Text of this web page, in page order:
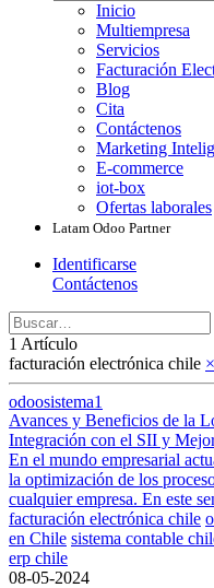
Inicio
Multiempresa
Servicios
Facturación
Blog
Cita
Contáctenos
Marketing
E-commerce
iot-box
Ofertas laborales
Latam Odoo Partner
Identificarse
Contáctenos
1 Artículo
facturación electrónica chile ×
odoosistema1
Avances y Beneficios de la
Integración con el SII y
​En el mundo empresarial
la optimización de los
cualquier empresa. En este
facturación electrónica chile
en Chile sistema contable
erp chile
08-05-2024